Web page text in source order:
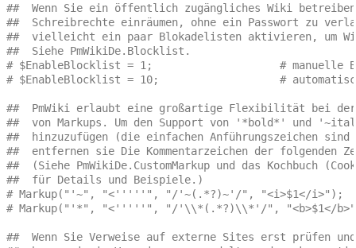
##  Wenn Sie ein öffentlich zugängliches Wiki betreiben
##  Schreibrechte einräumen, ohne ein Passwort zu
##  vielleicht ein paar Blokadelisten aktivieren, um
##  Siehe PmWikiDe.Blocklist.
# $EnableBlocklist = 1;                    # manuelle
# $EnableBlocklist = 10;                   #
##  PmWiki erlaubt eine großartige Flexibilität bei der
##  von Markups. Um den Support von '*bold*' und
##  hinzuzufügen (die einfachen Anführungszeichen
##  entfernen sie Die Kommentarzeichen der folgenden
##  (Siehe PmWikiDe.CustomMarkup und das Kochbuch
##  für Details und Beispiele.)
# Markup("'~", "<'''''", "/'~(.*?)~'/", "<i>$1</
# Markup("'*", "<'''''", "/'\\*(.*?)\\*'/", "<b>$1</
##  Wenn Sie Verweise auf externe Sites erst prüfen